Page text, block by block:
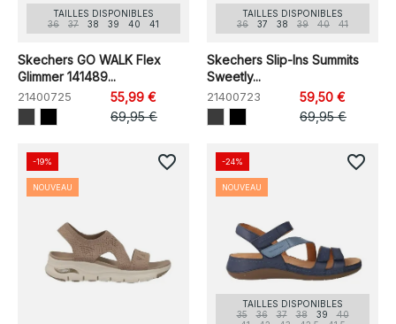
TAILLES DISPONIBLES
36
37 38 39 40 41
Skechers GO WALK Flex
Glimmer 141489...
21400725
55,99 €
69,95 €
TAILLES DISPONIBLES
36
37 38 39 40 41
Skechers Slip-Ins Summits
Sweetly...
21400723
59,50 €
69,95 €
-19%
NOUVEAU
favorite_border
TAILLES DISPONIBLES
35
36 37 38 39
40
-24%
NOUVEAU
favorite_border